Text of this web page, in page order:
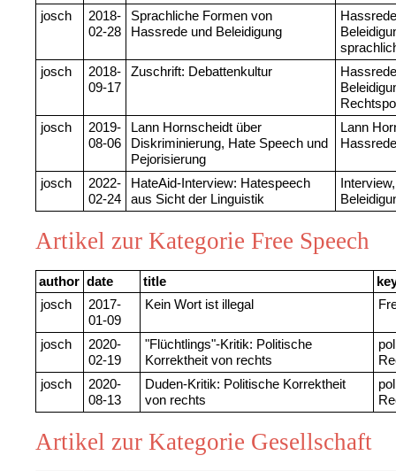
josch
2018-
02-28
Sprachliche Formen von
Hassrede und Beleidigung
josch
2018-
09-17
Zuschrift: Debattenkultur
josch
2019-
08-06
Lann Hornscheidt über
Diskriminierung, Hate Speech und
Pejorisierung
Lann
josch
2022-
02-24
HateAid-Interview: Hatespeech
aus Sicht der Linguistik
Artikel zur Kategorie Free Speech
author date title
josch
2017-
01-09
Kein Wort ist illegal
josch
2020-
02-19
"Flüchtlings"-Kritik: Politische
Korrektheit von rechts
josch
2020-
08-13
Duden-Kritik: Politische Korrektheit
von rechts
Artikel zur Kategorie Gesellschaft